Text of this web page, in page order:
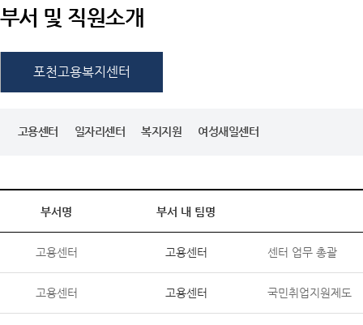
부서 및 직원소개
포천고용복지센터
고용센터 일자리센터 복지지원 여성새일센터
부서명 부서 내 팀명
고용센터 고용센터 센터 업무 총괄
고용센터 고용센터 국민취업지원제도